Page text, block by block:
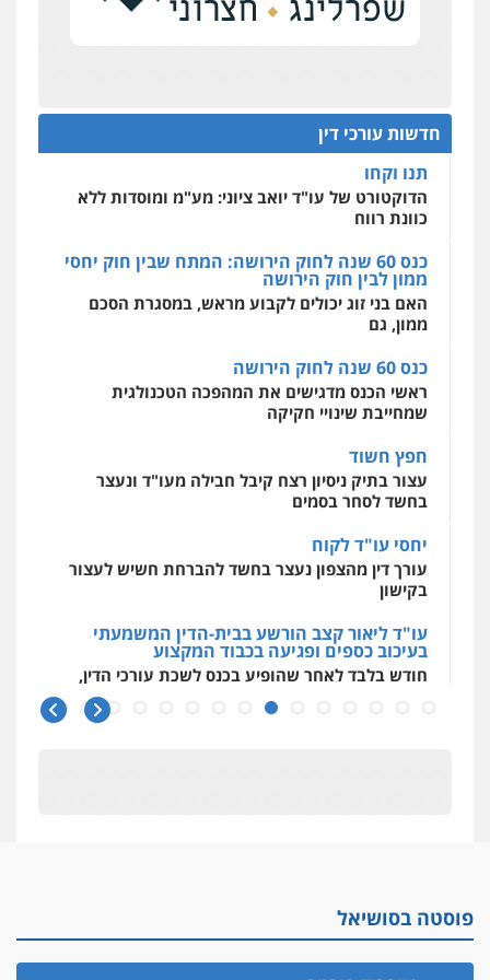
אחסון אתרים
מקצועיים לעורכי דין
מרכז התחלה חדשה
אסירים עבירות מין שירותים מקצועיים
לעורכי דין
חדשות עורכי דין
כנס תביעות ייצוגיות: הדילמה בין זכויות צרכנים
להגנה על עסקים קטנים
תנו וקחו
הדוקטורט של עו"ד יואב ציוני: מע"מ ומוסדות ללא
כוונת רווח
כנס 60 שנה לחוק הירושה: המתח שבין חוק יחסי
ממון לבין חוק הירושה
האם בני זוג יכולים לקבוע מראש, במסגרת הסכם
ממון, גם
כנס 60 שנה לחוק הירושה
ראשי הכנס מדגישים את המהפכה הטכנולגית
שמחייבת שינויי חקיקה
חפץ חשוד
עצור בתיק ניסיון רצח קיבל חבילה מעו"ד ונעצר
בחשד לסחר בסמים
יחסי עו"ד לקוח
עורך דין מהצפון נעצר בחשד להברחת חשיש לעצור
בקישון
עו"ד ליאור קצב הורשע בבית-הדין המשמעתי
בעיכוב כספים ופגיעה בכבוד המקצוע
חודש בלבד לאחר שהופיע בכנס לשכת עורכי הדין,
קצב הורשע
אלה המינויים
הוועדה לבחירת שופטים בחרה 26 שופטים ורשמים
נוספים
פוסטה בסושיאל